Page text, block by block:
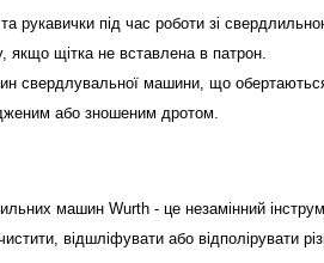
рукавички під час роботи зі
щітка не вставлена в патрон.
свердлувальної машини, що
або зношеним дротом.
машин Wurth - це незамінний
відшліфувати або відполірувати